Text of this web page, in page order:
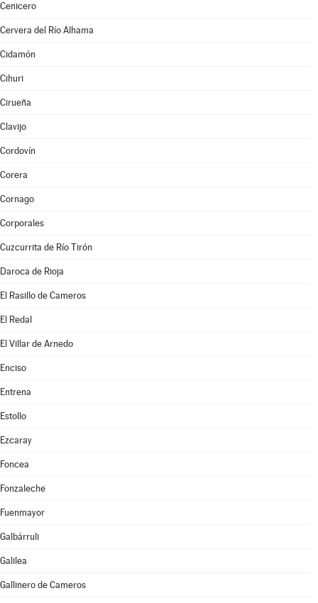
Cenicero
Cervera del Río Alhama
Cidamón
Cihuri
Cirueña
Clavijo
Cordovín
Corera
Cornago
Corporales
Cuzcurrita de Río Tirón
Daroca de Rioja
El Rasillo de Cameros
El Redal
El Villar de Arnedo
Enciso
Entrena
Estollo
Ezcaray
Foncea
Fonzaleche
Fuenmayor
Galbárruli
Galilea
Gallinero de Cameros